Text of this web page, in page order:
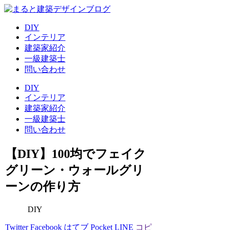
DIY
インテリア
建築家紹介
一級建築士
問い合わせ
DIY
インテリア
建築家紹介
一級建築士
問い合わせ
【DIY】100均でフェイク
グリーン・ウォールグリ
ーンの作り方
DIY
Twitter Facebook はてブ Pocket LINE コピ